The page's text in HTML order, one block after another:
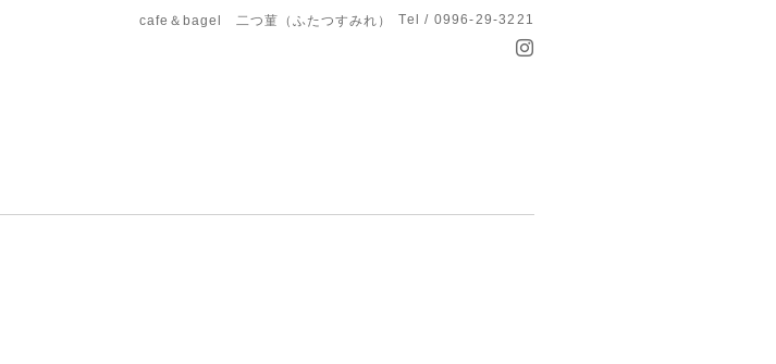
cafe＆bagel 二つ菫（ふたつすみれ） Tel / 0996-29-3221